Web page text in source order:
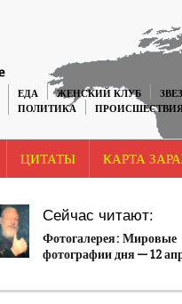
ЕДА ЖЕНСКИЙ КЛУБ
ПОЛИТИКА
ЦИТАТЫ КАРТА
Сейчас читают:
Фотогалерея: Мировые
фотографии дня — 12